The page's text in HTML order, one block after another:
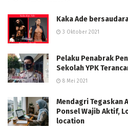
Kaka Ade
3 Oktober 2021
Pelaku Penabrak
Sekolah YPK
8 Mei 2021
Mendagri Tegaskan
Ponsel Wajib Aktif,
location